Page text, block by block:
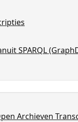
SPARQL
Archieven